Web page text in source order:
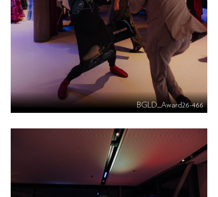
BGLD_Award26-466